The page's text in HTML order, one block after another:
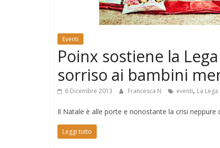
Eventi
Poinx sostiene la
sorriso ai bambini
6 Dicembre 2013 Francesca N eventi, La
Il Natale è alle porte e nonostante la crisi neppure
Leggi tutto